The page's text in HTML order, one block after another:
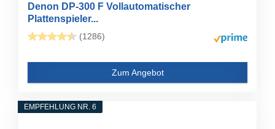
Denon DP-300 F Vollautomatischer
Plattenspieler...
(1286)
Zum Angebot
EMPFEHLUNG NR. 6